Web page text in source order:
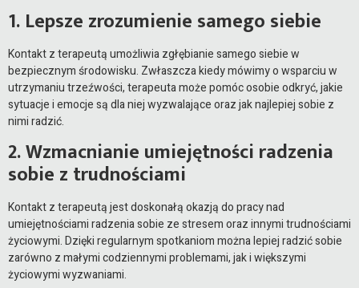
1. Lepsze zrozumienie samego siebie
Kontakt z terapeutą umożliwia zgłębianie samego siebie w
bezpiecznym środowisku. Zwłaszcza kiedy mówimy o wsparciu w
utrzymaniu trzeźwości, terapeuta może pomóc osobie odkryć, jakie
sytuacje i emocje są dla niej wyzwalające oraz jak najlepiej sobie z
nimi radzić.
2. Wzmacnianie umiejętności radzenia
sobie z trudnościami
Kontakt z terapeutą jest doskonałą okazją do pracy nad
umiejętnościami radzenia sobie ze stresem oraz innymi trudnościami
życiowymi. Dzięki regularnym spotkaniom można lepiej radzić sobie
zarówno z małymi codziennymi problemami, jak i większymi
życiowymi wyzwaniami.